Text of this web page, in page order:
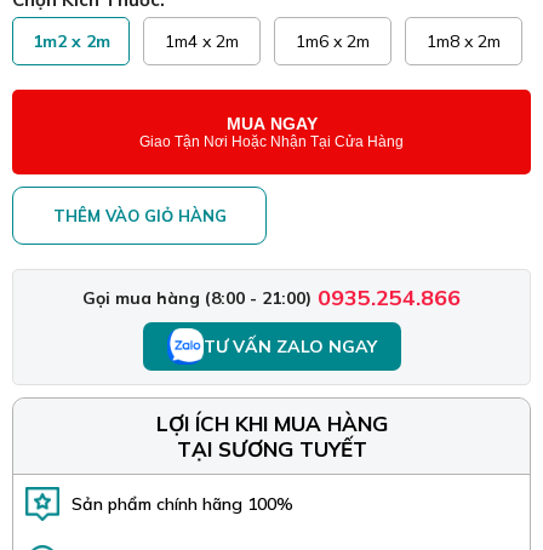
1m2 x 2m 1m4 x 2m 1m6 x 2m 1m8 x 2m
MUA NGAY
Giao Tận Nơi Hoặc Nhận Tại Cửa Hàng
THÊM VÀO GIỎ HÀNG
Gọi mua hàng (8:00 - 21:00) 0935.254.866
TƯ VẤN ZALO NGAY
LỢI ÍCH KHI MUA HÀNG
TẠI SƯƠNG TUYẾT
Sản phẩm chính hãng 100%